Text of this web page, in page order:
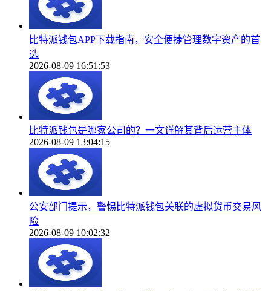
比特派钱包APP下载指南，安全便捷管理数字资产的首
选
2026-08-09 16:51:53
比特派钱包是哪家公司的？一文详解其背后运营主体
2026-08-09 13:04:15
公安部门提示，警惕比特派钱包关联的虚拟货币交易风
险
2026-08-09 10:02:32